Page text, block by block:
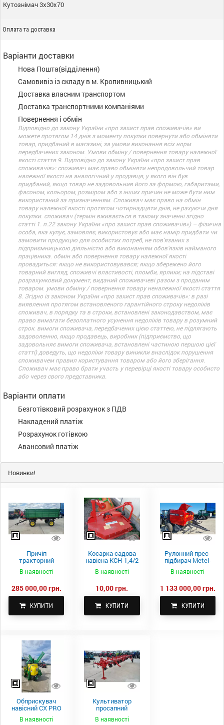
Кутознімач 3х30х70
Оплата та доставка
Варіанти доставки
Нова Пошта(відділення)
Самовивіз із складу в м. Кропивницький
Доставка власним транспортом
Доставка транспортними компаніями
Повернення і обмін
Відповідно до закону України «про захист прав споживачів» ви
можете протягом 14 днів з моменту покупки повернути або обміняти
товар, придбаний в магазині, за умови виконання всіх норм
передбачених законом. Умови обміну / повернення товару належної
якості стаття 9. Відповідно до закону України «про захист прав
споживачів»: споживач має право обміняти непродовольчий товар
належної якості на аналогічний у продавця, у якого він був
придбаний, якщо товар не задовольнив його за формою, габаритами,
фасоном, кольором, розміром або з інших причин не може бути ним
використаний за призначенням. Споживач має право на обмін
товару належної якості протягом чотирнадцяти днів, не рахуючи дня
покупки. споживач (термін вживається в такому значенні згідно
статті 1. п.22 закону України «про захист прав споживачів») – фізична
особа, яка купує, замовляє, використовує або має намір придбати чи
замовити продукцію для особистих потреб, не пов’язаних з
підприємницькою діяльністю або виконанням обов’язків найманого
працівника. обмін або повернення товару належної якості
провадиться: якщо не використовувався; якщо збережено його
товарний вигляд, споживчі властивості, пломби, ярлики; на підставі
розрахунковий документ, виданий споживачеві разом з проданим
товаром. умови обміну / повернення товару неналежної якості стаття
8. Згідно із законом України «про захист прав споживачів»: в разі
виявлення протягом встановленого гарантійного строку недоліків
споживач, в порядку та в строки, встановлені законодавством, має
право вимагати безоплатного усунення недоліків товару в розумний
строк. вимоги споживача, передбачених цією статтею, не підлягають
задоволенню, якщо продавець, виробник (підприємство, що
задовольняє вимоги споживача, встановлені частиною першою цієї
статті) доведуть, що недоліки товару виникли внаслідок порушення
споживачем правил користування товаром або його зберігання.
Споживач має право брати участь у перевірці якості товару особисто
або через свого представника.
Варіанти оплати
Безготівковий розрахунок з ПДВ
Накладений платіж
Розрахунок готівкою
Авансовий платіж
Новинки!
Причіп
тракторний
самоскидний
Spike 2 ПТС-4
В наявності
285 000,00 грн.
КУПИТИ
Косарка садова
навісна КСН-1,4/2
В наявності
10,00 грн.
КУПИТИ
Рулонний прес-
підбирач Metel-
Fach Z 587
В наявності
1 133 000,00 грн.
КУПИТИ
Обприскувач
навісний CX PRO
В наявності
Культиватор
просапний
КПН-5,6-05
В наявності